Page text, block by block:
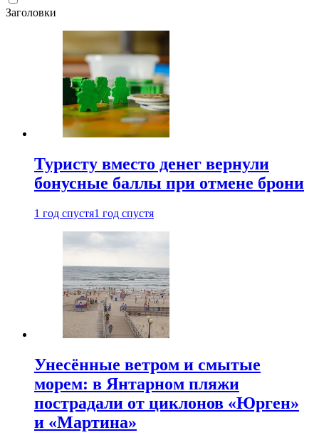
Заголовки
Туристу вместо денег вернули
бонусные баллы при отмене брони
1 год спустя1 год спустя
Унесённые ветром и смытые
морем: в Янтарном пляжи
пострадали от циклонов «Юрген»
и «Мартина»